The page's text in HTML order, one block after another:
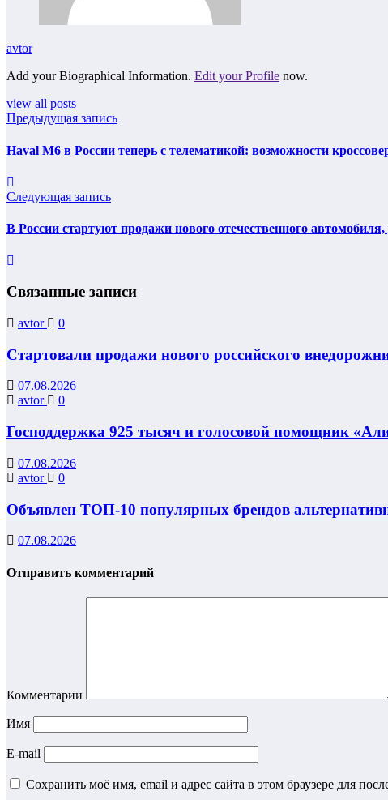
avtor
Add your Biographical Information. Edit your Profile now.
view all posts
Предыдущая запись
Haval M6 в России теперь с телематикой: возможности
Следующая запись
В России стартуют продажи нового отечественного
Связанные записи
avtor 0
Стартовали продажи нового российского
07.08.2026
avtor
0
Господдержка 925 тысяч и голосовой помощник
07.08.2026
avtor
0
Объявлен ТОП-10 популярных брендов
07.08.2026
Отправить комментарий
Комментарии
Имя
E-mail
Сохранить моё имя, email и адрес сайта в этом браузере для